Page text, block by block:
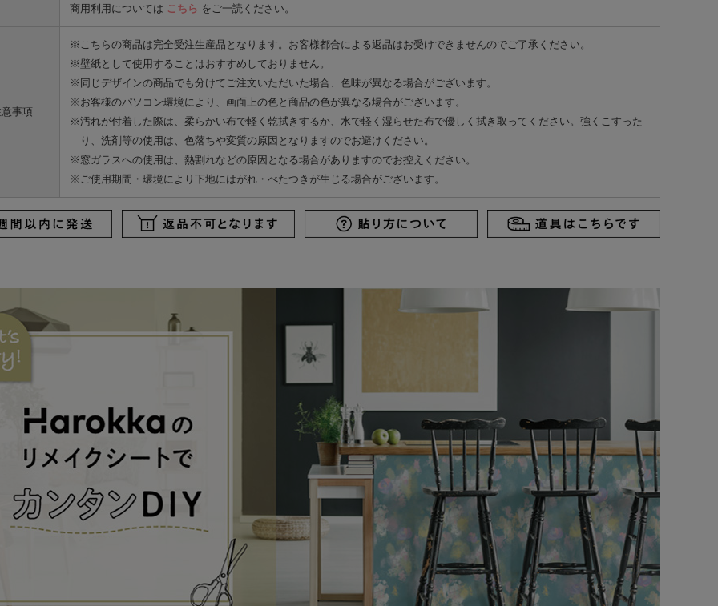
商用利用については こちら をご一読ください。
事項
※こちらの商品は完全受注生産品となります。お客様都合による返品はお受けできませんのでご了承ください。
※壁紙として使用することはおすすめしておりません。
※同じデザインの商品でも分けてご注文いただいた場合、色味が異なる場合がございます。
※お客様のパソコン環境により、画面上の色と商品の色が異なる場合がございます。
※汚れが付着した際は、柔らかい布で軽く乾拭きするか、水で軽く湿らせた布で優しく拭き取ってください。強くこすった
り、洗剤等の使用は、色落ちや変質の原因となりますのでお避けください。
※窓ガラスへの使用は、熱割れなどの原因となる場合がありますのでお控えください。
※ご使用期間・環境により下地にはがれ・べたつきが生じる場合がございます。